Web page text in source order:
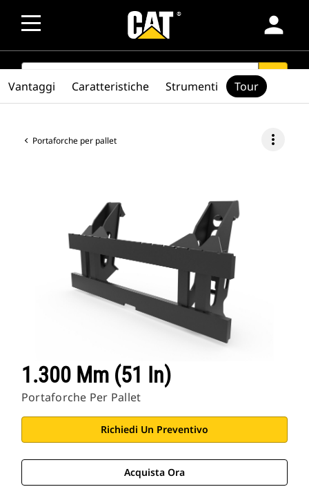
person
SEARCH search
Portaforche per pallet more_vert
1.300 Mm (51 In)
Portaforche Per Pallet
Richiedi Un Preventivo
Acquista Ora
Vantaggi Caratteristiche Strumenti Tour